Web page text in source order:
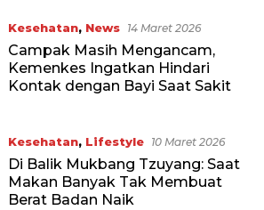
Kesehatan, News 14 Maret 2026
Campak Masih Mengancam,
Kemenkes Ingatkan Hindari
Kontak dengan Bayi Saat Sakit
Kesehatan, Lifestyle 10 Maret 2026
Di Balik Mukbang Tzuyang: Saat
Makan Banyak Tak Membuat
Berat Badan Naik